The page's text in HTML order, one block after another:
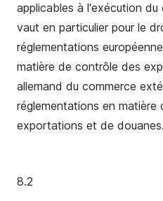
applicables à l'exécution
vaut en particulier pour le
réglementations
matière de contrôle des
allemand du commerce
réglementations en matière
exportations et de douanes.
8.2